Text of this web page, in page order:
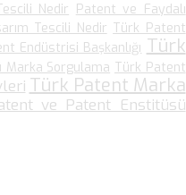
Nedir Patent ve Faydalı
Tescili Nedir Türk Patent
Endüstrisi Başkanlığı Türk
Sorgulama Türk Patent
Türk Patent Marka
ve Patent Enstitüsü